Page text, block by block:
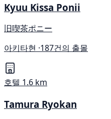
Kyuu Kissa Ponii
旧喫茶ポニー
아키타현 ·187건의 출몰
호텔 1.6 km
Tamura Ryokan